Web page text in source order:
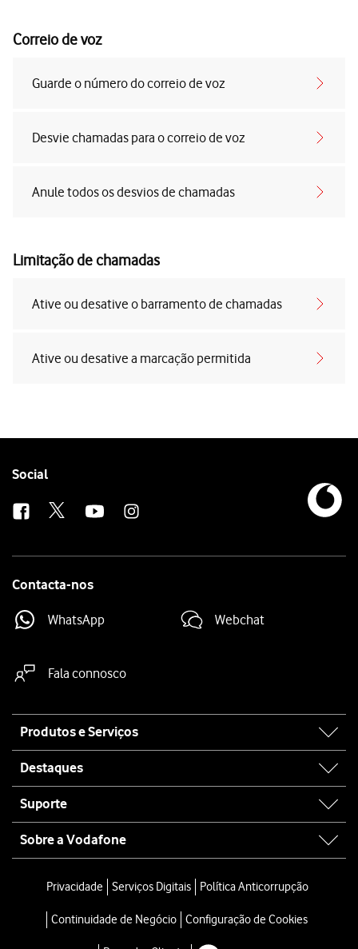
Correio de voz
Guarde o número do correio de voz
Desvie chamadas para o correio de voz
Anule todos os desvios de chamadas
Limitação de chamadas
Ative ou desative o barramento de chamadas
Ative ou desative a marcação permitida
Follow
Social
Contacta-nos
WhatsApp Webchat
Fala connosco
map
Produtos e Serviços
Destaques
Suporte
Sobre a Vodafone
Privacidade Serviços Digitais Política Anticorrupção
Continuidade de Negócio Configuração de Cookies